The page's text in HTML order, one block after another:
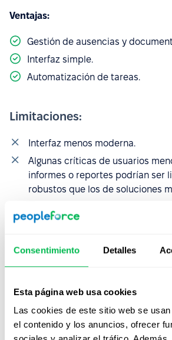
Consentimiento Detalles
Esta página web usa cookies
Las cookies de este sitio web se
el contenido y los anuncios, ofrecer
Ventajas:
Gestión de ausencias y
Interfaz simple.
Automatización de tareas.
Limitaciones:
Interfaz menos moderna.
Algunas críticas de usuarios
informes o reportes podrían ser
robustos que los de soluciones
Precio:Cotización personalizada.
6. BambooHR
enfocado en datos de empleados,
onboarding.
Ventajas: